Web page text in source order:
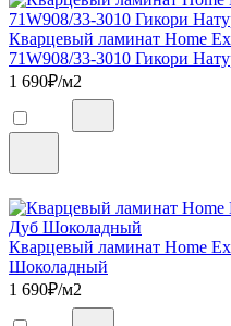
Кварцевый ламинат Home
71W908/33-3010 Гикори
1 690₽/м2
Кварцевый ламинат Home
Шоколадный
1 690₽/м2